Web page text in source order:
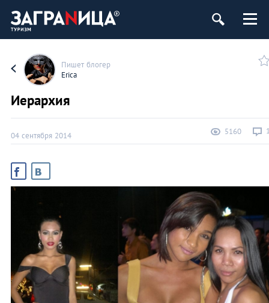
Пишет блогер
Erica
Иерархия
04 сентября 2014 5160